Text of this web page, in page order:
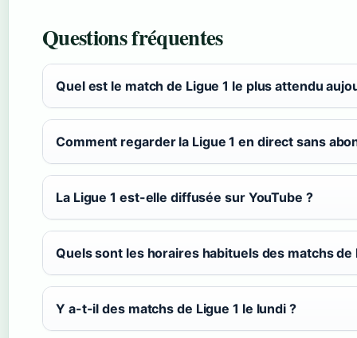
Questions fréquentes
Quel est le match de Ligue 1 le plus attendu
Comment regarder la Ligue 1 en direct sans
La Ligue 1 est-elle diffusée sur YouTube ?
Quels sont les horaires habituels des matchs de
Y a-t-il des matchs de Ligue 1 le lundi ?